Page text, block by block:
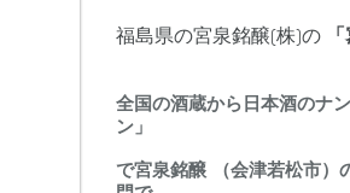
福島県の宮泉銘醸(株)の
全国の酒蔵から日本酒のナ
ン」
で宮泉銘醸 （会津若松市